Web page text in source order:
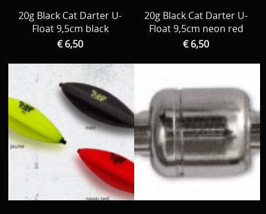
20g Black Cat Darter U-
Float 9,5cm black
€ 6,50
20g Black Cat Darter U-
Float 9,5cm neon red
€ 6,50